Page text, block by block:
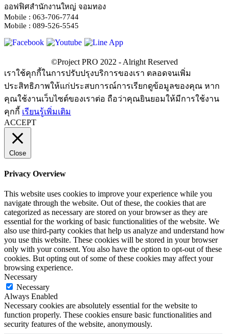
ออฟฟิศสำนักงานใหญ่ จอมทอง
Mobile : 063-706-7744
Mobile : 089-526-5545
เราใช้คุกกี้ในการปรับปรุงบริการของเรา ตลอดจนเพิ่ม
ประสิทธิภาพให้แก่ประสบการณ์การเรียกดูข้อมูลของคุณ หาก
คุณใช้งานเว็บไซต์ของเราต่อ ถือว่าคุณยินยอมให้มีการใช้งาน
คุกกี้ เรียนรู้เพิ่มเติม
ACCEPT
Close
Privacy Overview
This website uses cookies to improve your experience while you
navigate through the website. Out of these, the cookies that are
categorized as necessary are stored on your browser as they are
essential for the working of basic functionalities of the website. We
also use third-party cookies that help us analyze and understand how
you use this website. These cookies will be stored in your browser
only with your consent. You also have the option to opt-out of these
cookies. But opting out of some of these cookies may affect your
browsing experience.
Necessary
Necessary
Always Enabled
Necessary cookies are absolutely essential for the website to
function properly. These cookies ensure basic functionalities and
security features of the website, anonymously.